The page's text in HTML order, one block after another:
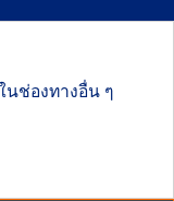
นช่องทางอื่น ๆ